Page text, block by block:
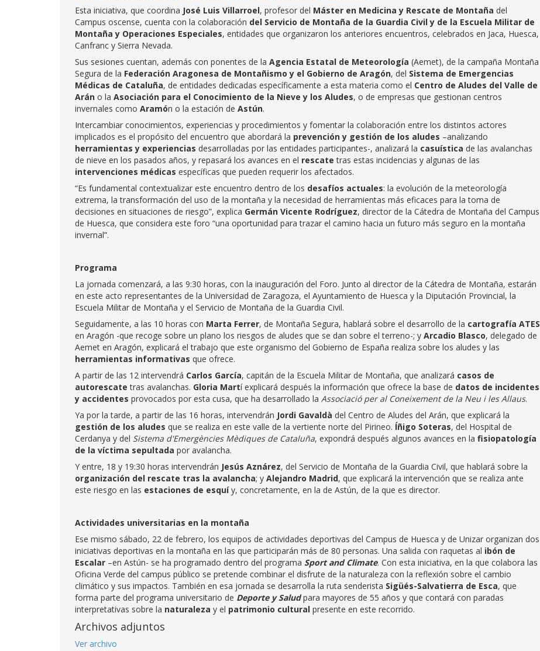
Esta iniciativa, que coordina José Luis Villarroel, profesor del Máster en Medicina y Rescate de Montaña del
Campus oscense, cuenta con la colaboración del Servicio de Montaña de la Guardia Civil y de la Escuela Militar de
Montaña y Operaciones Especiales, entidades que organizaron los anteriores encuentros, celebrados en Jaca, Huesca,
Canfranc y Sierra Nevada.
Sus sesiones cuentan, además con ponentes de la Agencia Estatal de Meteorología (Aemet), de la campaña Montaña
Segura de la Federación Aragonesa de Montañismo y el Gobierno de Aragón, del Sistema de Emergencias
Médicas de Cataluña, de entidades dedicadas específicamente a esta materia como el Centro de Aludes del Valle de
Arán o la Asociación para el Conocimiento de la Nieve y los Aludes, o de empresas que gestionan centros
invernales como Aramón o la estación de Astún.
Intercambiar conocimientos, experiencias y procedimientos y fomentar la colaboración entre los distintos actores
implicados es el propósito del encuentro que abordará la prevención y gestión de los aludes –analizando
herramientas y experiencias desarrolladas por las entidades participantes-, analizará la casuística de las avalanchas
de nieve en los pasados años, y repasará los avances en el rescate tras estas incidencias y algunas de las
intervenciones médicas específicas que pueden requerir los afectados.
“Es fundamental contextualizar este encuentro dentro de los desafíos actuales: la evolución de la meteorología
extrema, la transformación del uso de la montaña y la necesidad de herramientas más eficaces para la toma de
decisiones en situaciones de riesgo”, explica Germán Vicente Rodríguez, director de la Cátedra de Montaña del Campus
de Huesca, que considera este foro “una oportunidad para trazar el camino hacia un futuro más seguro en la montaña
invernal”.
Programa
La jornada comenzará, a las 9:30 horas, con la inauguración del Foro. Junto al director de la Cátedra de Montaña, estarán
en este acto representantes de la Universidad de Zaragoza, el Ayuntamiento de Huesca y la Diputación Provincial, la
Escuela Militar de Montaña y el Servicio de Montaña de la Guardia Civil.
Seguidamente, a las 10 horas con Marta Ferrer, de Montaña Segura, hablará sobre el desarrollo de la cartografía ATES
en Aragón -que recoge sobre un plano los riesgos de aludes que se dan sobre el terreno-; y Arcadio Blasco, delegado de
Aemet en Aragón, explicará el trabajo que este organismo del Gobierno de España realiza sobre los aludes y las
herramientas informativas que ofrece.
A partir de las 12 intervendrá Carlos García, capitán de la Escuela Militar de Montaña, que analizará casos de
autorescate tras avalanchas. Gloria Martí explicará después la información que ofrece la base de datos de incidentes
y accidentes provocados por esta cusa, que ha desarrollado la Associació per al Coneixement de la Neu i les Allaus.
Ya por la tarde, a partir de las 16 horas, intervendrán Jordi Gavaldà del Centro de Aludes del Arán, que explicará la
gestión de los aludes que se realiza en este valle de la vertiente norte del Pirineo. Íñigo Soteras, del Hospital de
Cerdanya y del Sistema d'Emergències Mèdiques de Cataluña, expondrá después algunos avances en la fisiopatología
de la víctima sepultada por avalancha.
Y entre, 18 y 19:30 horas intervendrán Jesús Aznárez, del Servicio de Montaña de la Guardia Civil, que hablará sobre la
organización del rescate tras la avalancha; y Alejandro Madrid, que explicará la intervención que se realiza ante
este riesgo en las estaciones de esquíy, concretamente, en la de Astún, de la que es director.
Actividades universitarias en la montaña
Ese mismo sábado, 22 de febrero, los equipos de actividades deportivas del Campus de Huesca y de Unizar organizan dos
iniciativas deportivas en la montaña en las que participarán más de 80 personas. Una salida con raquetas al ibón de
Escalar –en Astún- se ha programado dentro del programa Sport and Climate. Con esta iniciativa, en la que colabora las
Oficina Verde del campus público se pretende combinar el disfrute de la naturaleza con la reflexión sobre el cambio
climático y sus impactos. También en esa jornada se desarrolla la ruta senderista Sigüés-Salvatierra de Esca, que
forma parte del programa universitario de Deporte y Saludpara mayores de 55 años y que contará con paradas
interpretativas sobre la naturaleza y el patrimonio cultural presente en este recorrido.
Archivos adjuntos
Ver archivo